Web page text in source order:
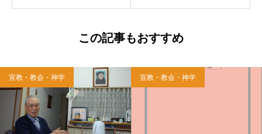
この記事もおすすめ
宣教・教会・神学 宣教・教会・神学